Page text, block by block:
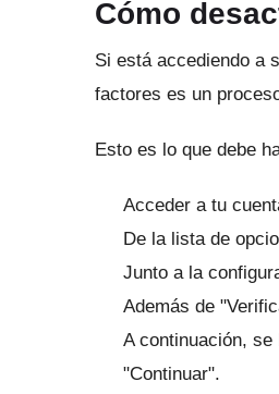
Cómo
Si está accediendo a
factores es un
Esto es lo que debe
Acceder a tu
De la lista de
Junto a la
Además de
A continuación,
"Continuar".